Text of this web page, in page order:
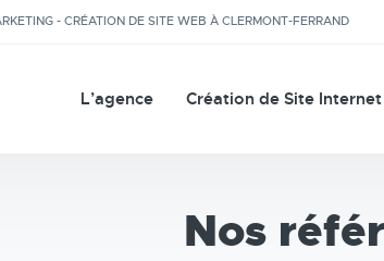
- CRÉATION DE SITE WEB À CLERMONT-FERRAND
L’agence Création de Site Internet
Nos